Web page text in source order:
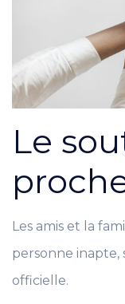
Le
Les amis et la
personne inapte,
officielle.